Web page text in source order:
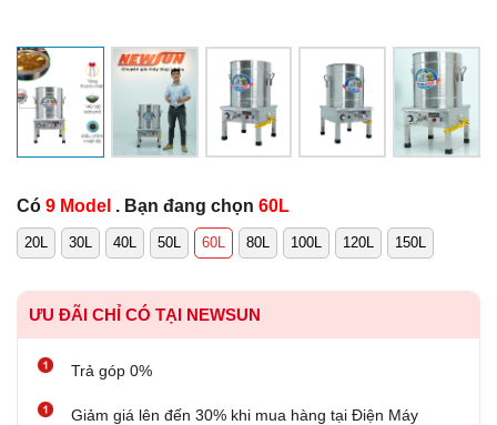
Có 9 Model . Bạn đang chọn 60L
20L 30L 40L 50L 60L 80L 100L 120L 150L
ƯU ĐÃI CHỈ CÓ TẠI NEWSUN
Trả góp 0%
Giảm giá lên đến 30% khi mua hàng tại Điện Máy